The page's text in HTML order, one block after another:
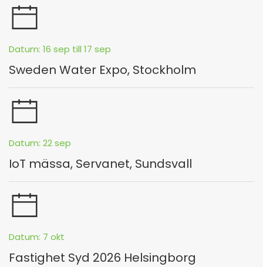
Datum: 16 sep till 17 sep
Sweden Water Expo, Stockholm
Datum: 22 sep
IoT mässa, Servanet, Sundsvall
Datum: 7 okt
Fastighet Syd 2026 Helsingborg